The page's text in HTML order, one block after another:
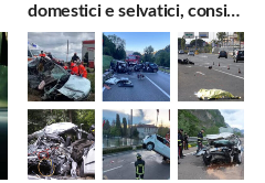
domestici e selvatici, consigli
utili